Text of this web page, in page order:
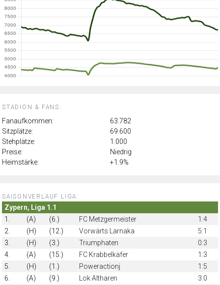
STADION & FANS:
Fanaufkommen:
63.782
Sitzplätze:
69.600
Stehplätze:
1.000
Preise:
Niedrig
Heimstärke:
+1.9%
SAISONVERLAUF LIGA:
Zypern, Liga 1.1
1.
(A) (6.) FC Metzgermeister
1:4
2.
(H) (12.) Vorwärts Larnaka
5:1
3.
(H) (3.) Triumphaten
0:3
4.
(A) (15.) FC Krabbelkäfer
1:3
5.
(H) (1.) Poweractionj
1:5
6.
(A) (9.) Lok Altharen
3:0